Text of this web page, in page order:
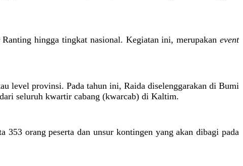
hingga tingkat nasional. Kegiatan ini, merupakan event
level provinsi. Pada tahun ini, Raida diselenggarakan di Bumi
seluruh kwartir cabang (kwarcab) di Kaltim.
353 orang peserta dan unsur kontingen yang akan dibagi pada